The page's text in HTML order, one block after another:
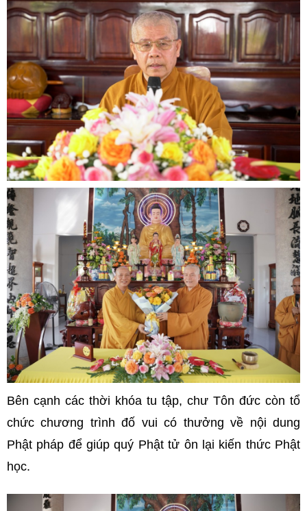
Bên cạnh các thời khóa tu tập, chư Tôn đức còn tổ
chức chương trình đố vui có thưởng về nội dung
Phật pháp để giúp quý Phật tử ôn lại kiến thức Phật
học.